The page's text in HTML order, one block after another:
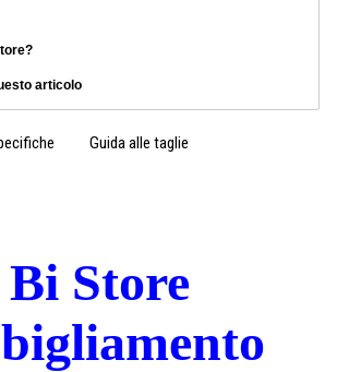
articolo
Guida alle taglie
Bi Store